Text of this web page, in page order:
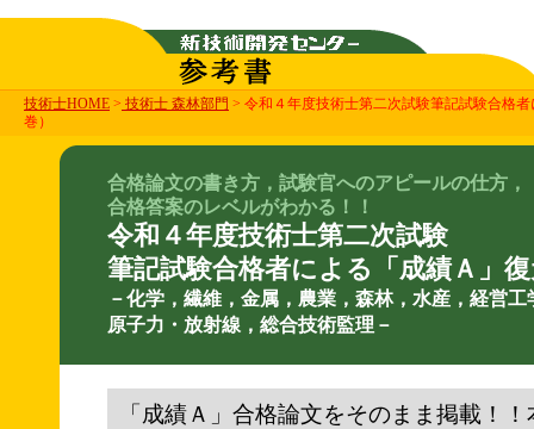
技術士HOME > 技術士 森林部門 > 令和４年度技術士第二次試験筆記試験合格
巻）
合格論文の書き方，試験官へのアピールの仕方，
合格答案のレベルがわかる！！
令和４年度技術士第二次試験
筆記試験合格者による「成績Ａ」
－化学，繊維，金属，農業，森林，水産，経営
原子力・放射線，総合技術監理－
「成績Ａ」合格論文をそのまま掲載！